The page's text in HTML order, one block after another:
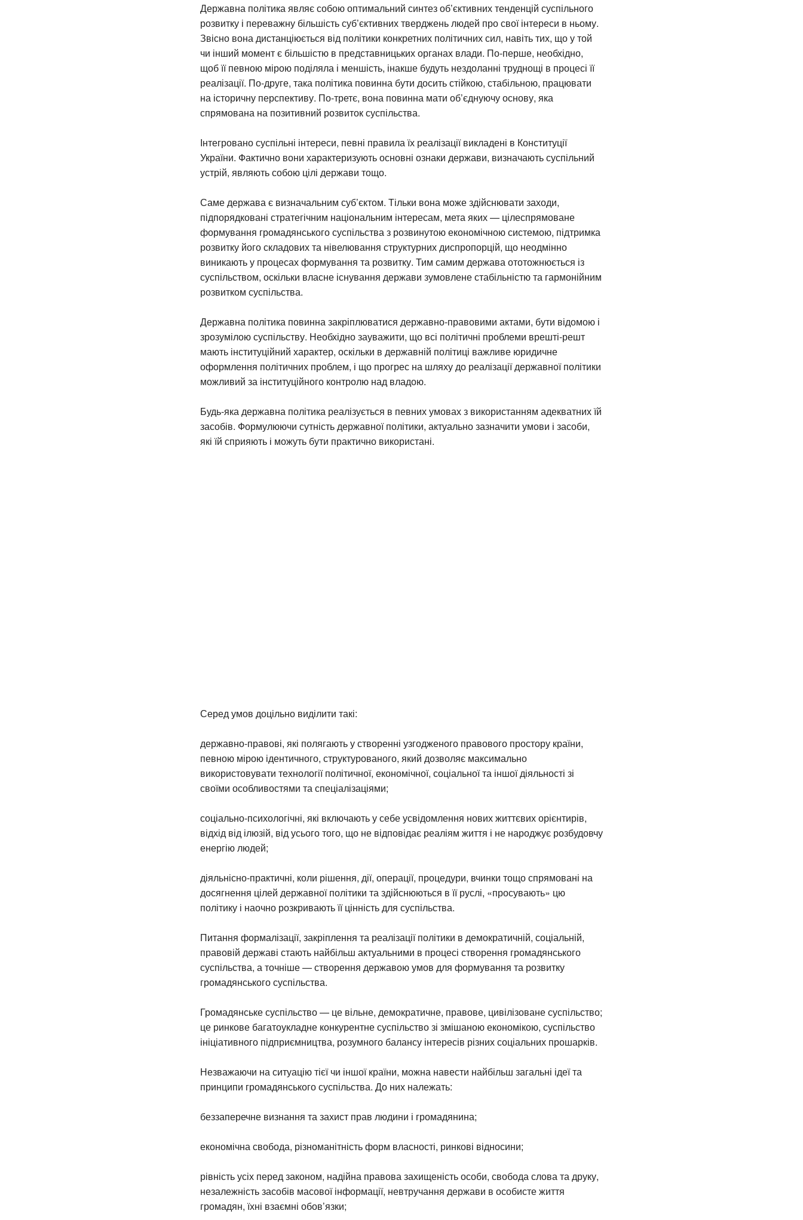
Державна політика являє собою оптимальний синтез об’єктивних тенденцій суспільного
розвитку і переважну більшість суб’єктивних тверджень людей про свої інтереси в ньому.
Звісно вона дистанціюється від політики конкретних політичних сил, навіть тих, що у той
чи інший момент є більшістю в представницьких органах влади. По-перше, необхідно,
щоб її певною мірою поділяла і меншість, інакше будуть нездоланні труднощі в процесі її
реалізації. По-друге, така політика повинна бути досить стійкою, стабільною, працювати
на історичну перспективу. По-третє, вона повинна мати об’єднуючу основу, яка
спрямована на позитивний розвиток суспільства.
Інтегровано суспільні інтереси, певні правила їх реалізації викладені в Конституції
України. Фактично вони характеризують основні ознаки держави, визначають суспільний
устрій, являють собою цілі держави тощо.
Саме держава є визначальним суб’єктом. Тільки вона може здійснювати заходи,
підпорядковані стратегічним національним інтересам, мета яких — цілеспрямоване
формування громадянського суспільства з розвинутою економічною системою, підтримка
розвитку його складових та нівелювання структурних диспропорцій, що неодмінно
виникають у процесах формування та розвитку. Тим самим держава ототожнюється із
суспільством, оскільки власне існування держави зумовлене стабільністю та гармонійним
розвитком суспільства.
Державна політика повинна закріплюватися державно-правовими актами, бути відомою і
зрозумілою суспільству. Необхідно зауважити, що всі політичні проблеми врешті-решт
мають інституційний характер, оскільки в державній політиці важливе юридичне
оформлення політичних проблем, і що прогрес на шляху до реалізації державної політики
можливий за інституційного контролю над владою.
Будь-яка державна політика реалізується в певних умовах з використанням адекватних їй
засобів. Формулюючи сутність державної політики, актуально зазначити умови і засоби,
які їй сприяють і можуть бути практично використані.
Серед умов доцільно виділити такі:
державно-правові, які полягають у створенні узгодженого правового простору країни,
певною мірою ідентичного, структурованого, який дозволяє максимально
використовувати технології політичної, економічної, соціальної та іншої діяльності зі
своїми особливостями та спеціалізаціями;
соціально-психологічні, які включають у себе усвідомлення нових життєвих орієнтирів,
відхід від ілюзій, від усього того, що не відповідає реаліям життя і не народжує розбудовчу
енергію людей;
діяльнісно-практичні, коли рішення, дії, операції, процедури, вчинки тощо спрямовані на
досягнення цілей державної політики та здійснюються в її руслі, «просувають» цю
політику і наочно розкривають її цінність для суспільства.
Питання формалізації, закріплення та реалізації політики в демократичній, соціальній,
правовій державі стають найбільш актуальними в процесі створення громадянського
суспільства, а точніше — створення державою умов для формування та розвитку
громадянського суспільства.
Громадянське суспільство — це вільне, демократичне, правове, цивілізоване суспільство;
це ринкове багатоукладне конкурентне суспільство зі змішаною економікою, суспільство
ініціативного підприємництва, розумного балансу інтересів різних соціальних прошарків.
Незважаючи на ситуацію тієї чи іншої країни, можна навести найбільш загальні ідеї та
принципи громадянського суспільства. До них належать:
беззаперечне визнання та захист прав людини і громадянина;
економічна свобода, різноманітність форм власності, ринкові відносини;
рівність усіх перед законом, надійна правова захищеність особи, свобода слова та друку,
незалежність засобів масової інформації, невтручання держави в особисте життя
громадян, їхні взаємні обов’язки;